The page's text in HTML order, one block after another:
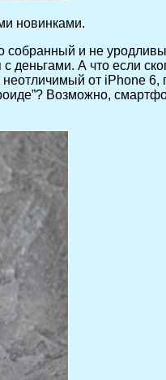
новинками.
собранный и не
деньгами. А что если
от iPhone 6,
Возможно,